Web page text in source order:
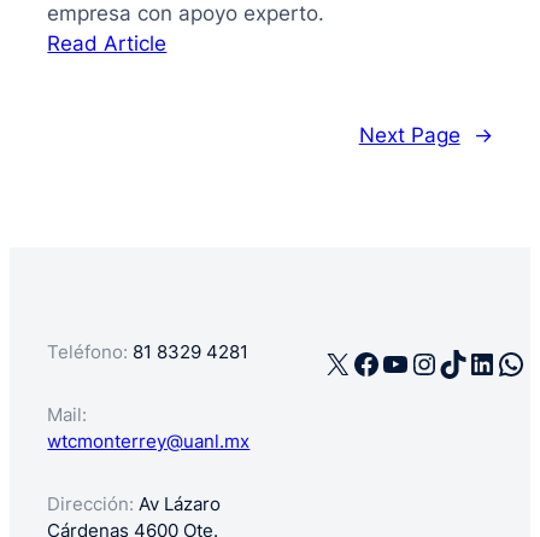
empresa con apoyo experto.
Read Article
Next Page →
Teléfono: 81 8329 4281
Mail:
wtcmonterrey@uanl.mx
Dirección: Av Lázaro
Cárdenas 4600 Ote.
X Facebook
YouTube
TikTok